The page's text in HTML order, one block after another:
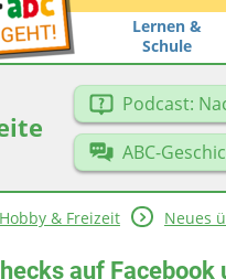
Lernen &
Schule
Podcast:
ABC-
Hobby & Freizeit Neues
auf Facebook